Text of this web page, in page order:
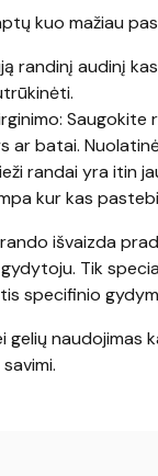
kuo mažiau
randinį audinį
Saugokite
ar batai.
randai yra itin
kur kas
išvaizda
Tik
specifinio
gelių naudojimas